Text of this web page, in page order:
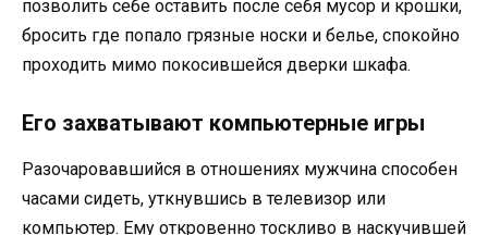
позволить себе оставить после себя мусор и крошки,
бросить где попало грязные носки и белье, спокойно
проходить мимо покосившейся дверки шкафа.
Его захватывают компьютерные игры
Разочаровавшийся в отношениях мужчина способен
часами сидеть, уткнувшись в телевизор или
компьютер. Ему откровенно тоскливо в наскучившей